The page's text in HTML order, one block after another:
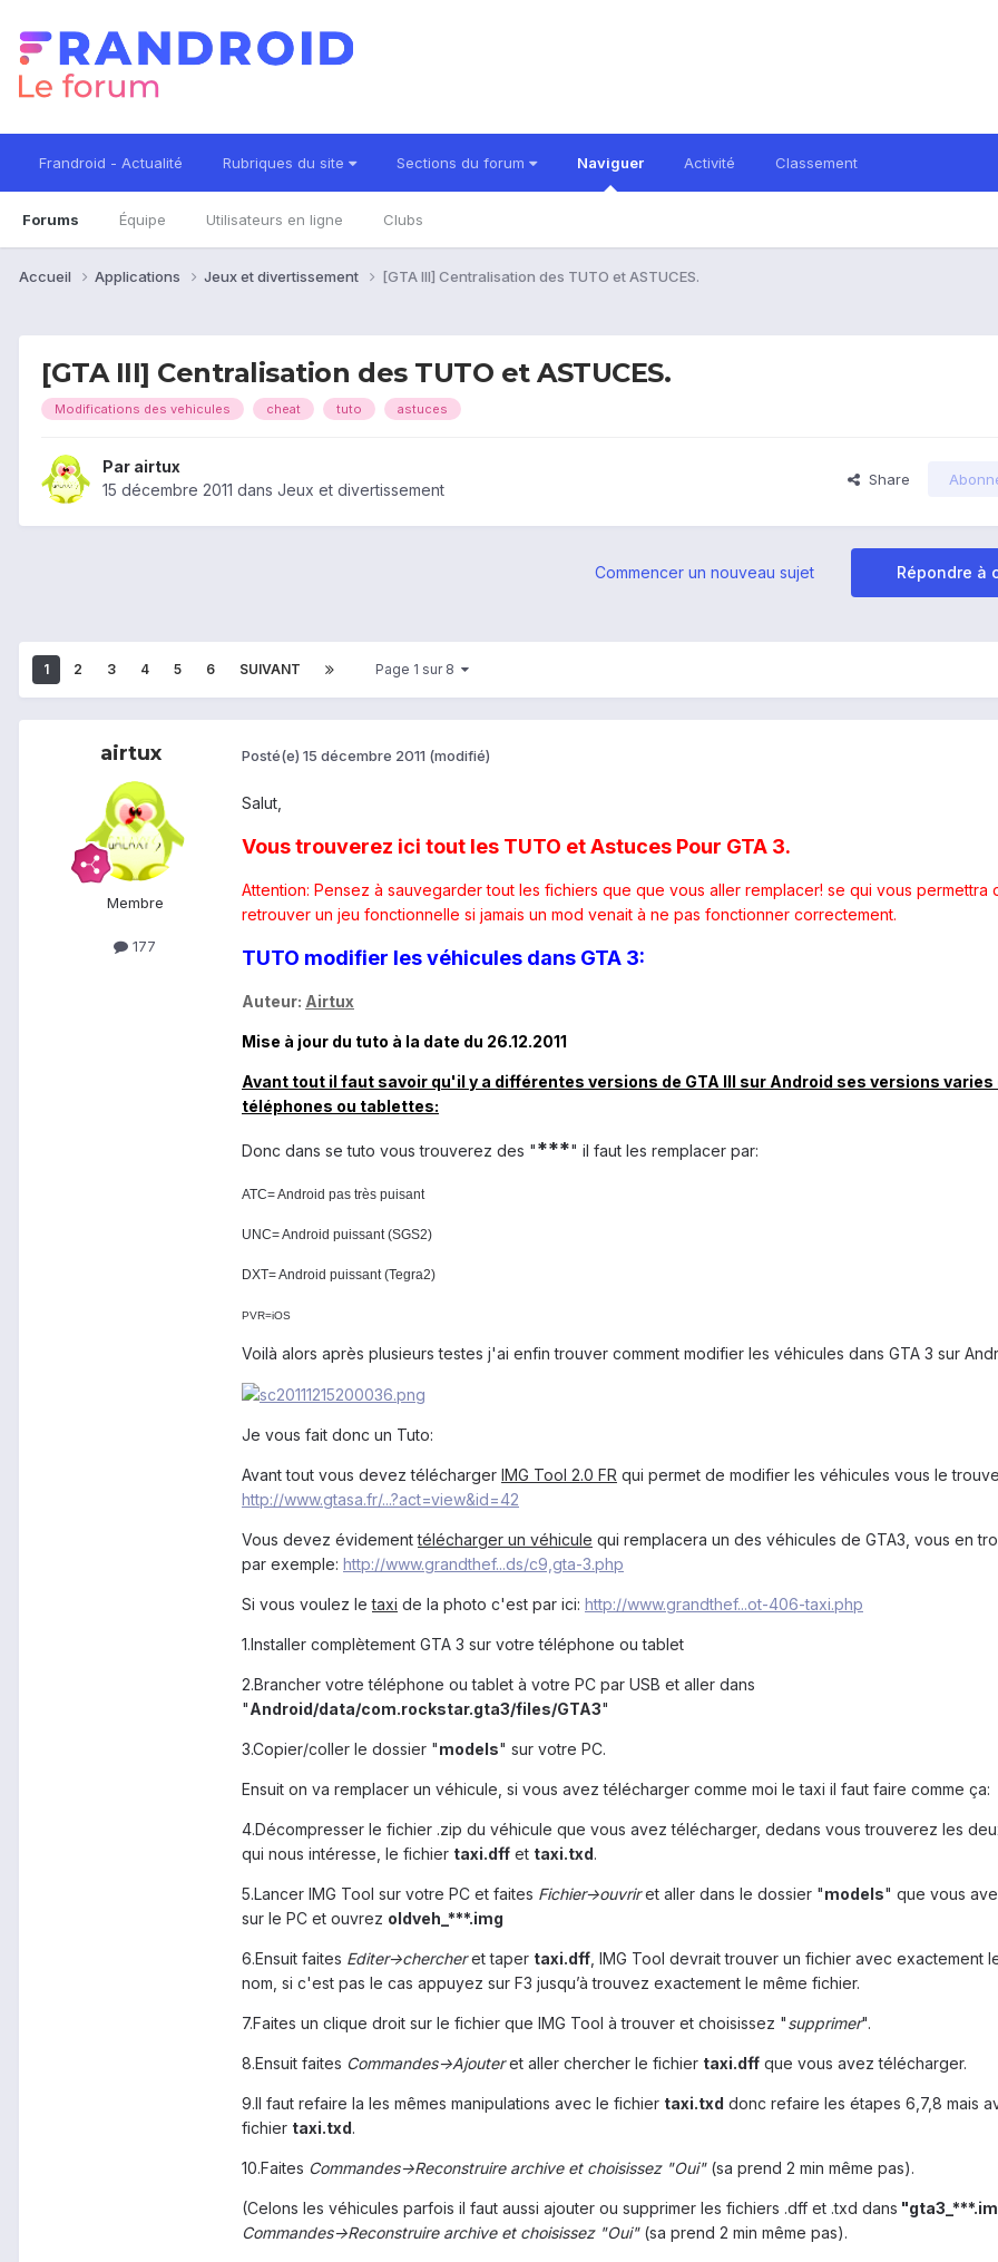
Frandroid - Actualité Rubriques du site Sections du forum Naviguer
Forums Équipe Utilisateurs en ligne Clubs
Activité Classement
Accueil Applications Jeux et divertissement [GTA III] Centralisation des TUTO et ASTUCES.
[GTA III] Centralisation des TUTO et ASTUCES.
Modifications des vehicules cheat tuto astuces
Par airtux
15 décembre 2011 dans Jeux et divertissement
Share
Répondre à
Commencer un nouveau sujet
1 2 3 4 5 6 SUIVANT Page 1 sur 8
airtux
Membre
177
Posté(e) 15 décembre 2011 (modifié)
Salut,
Vous trouverez ici tout les TUTO et Astuces Pour GTA 3.
Attention: Pensez à sauvegarder tout les fichiers que que vous aller remplacer! se qui vous permettra
retrouver un jeu fonctionnelle si jamais un mod venait à ne pas fonctionner correctement.
TUTO modifier les véhicules dans GTA 3:
Auteur: Airtux
Mise à jour du tuto à la date du 26.12.2011
Avant tout il faut savoir qu'il y a différentes versions de GTA III sur Android ses versions varies
téléphones ou tablettes:
Donc dans se tuto vous trouverez des "***" il faut les remplacer par:
ATC= Android pas très puisant
UNC= Android puissant (SGS2)
DXT= Android puissant (Tegra2)
PVR=iOS
Voilà alors après plusieurs testes j'ai enfin trouver comment modifier les véhicules dans GTA 3 sur
Je vous fait donc un Tuto:
Avant tout vous devez télécharger IMG Tool 2.0 FR qui permet de modifier les véhicules vous le
http://www.gtasa.fr/...?act=view&id=42
Vous devez évidementtélécharger un véhicule qui remplacera un des véhicules de GTA3, vous en
par exemple: http://www.grandthef...ds/c9,gta-3.php
Si vous voulez letaxi de la photo c'est par ici: http://www.grandthef...ot-406-taxi.php
1.Installer complètement GTA 3 sur votre téléphone ou tablet
2.Brancher votre téléphone ou tablet à votre PC par USB et aller dans
"Android/data/com.rockstar.gta3/files/GTA3"
3.Copier/coller le dossier "models" sur votre PC.
Ensuit on va remplacer un véhicule, si vous avez télécharger comme moi le taxi il faut faire comme ça:
4.Décompresser le fichier .zip du véhicule que vous avez télécharger, dedans vous trouverez les
qui nous intéresse, le fichier taxi.dff et taxi.txd.
5.Lancer IMG Tool sur votre PC et faites Fichier->ouvriret aller dans le dossier "models" que vous
sur le PC et ouvrez oldveh_***.img
6.Ensuit faites Editer->chercheret taper taxi.dff , IMG Tool devrait trouver un fichier avec exactement
nom, si c'est pas le cas appuyez sur F3 jusqu’à trouvez exactement le même fichier.
7.Faites un clique droit sur le fichier que IMG Tool à trouver et choisissez "supprimer".
8.Ensuit faites Commandes->Ajouteret aller chercher le fichier taxi.dff que vous avez télécharger.
9.Il faut refaire la les mêmes manipulations avec le fichier taxi.txd donc refaire les étapes 6,7,8 mais
fichier taxi.txd.
10.Faites Commandes->Reconstruire archive et choisissez "Oui"(sa prend 2 min même pas).
(Celons les véhicules parfois il faut aussi ajouter ou supprimer les fichiers .dff et .txd dans
Commandes->Reconstruire archive et choisissez "Oui"(sa prend 2 min même pas).